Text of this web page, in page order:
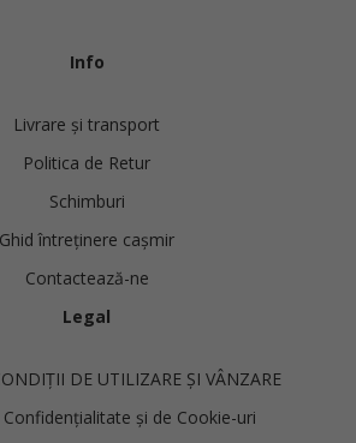
Info
Livrare și transport
Politica de Retur
Schimburi
Ghid întreținere cașmir
Contactează-ne
Legal
DE UTILIZARE ȘI VÂNZARE
și de Cookie-uri